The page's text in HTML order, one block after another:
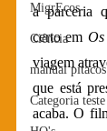
MigrEcos
Ciência
manual pitacos
Categoria teste
a parceria
certo em
viagem
que está
acaba. O